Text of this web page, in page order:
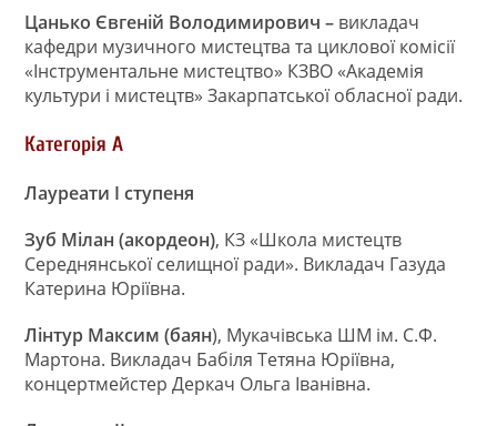
Цанько Євгеній Володимирович – викладач
кафедри музичного мистецтва та циклової комісії
«Інструментальне мистецтво» КЗВО «Академія
культури і мистецтв» Закарпатської обласної ради.
Категорія А
Лауреати І ступеня
Зуб Мілан (акордеон), КЗ «Школа мистецтв
Середнянської селищної ради». Викладач Газуда
Катерина Юріївна.
Лінтур Максим (баян), Мукачівська ШМ ім. С.Ф.
Мартона. Викладач Бабіля Тетяна Юріївна,
концертмейстер Деркач Ольга Іванівна.